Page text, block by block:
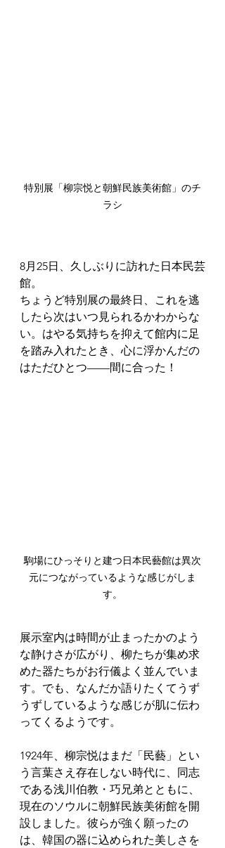
特別展「柳宗悦と朝鮮民族美術館」のチ
ラシ
8月25日、久しぶりに訪れた日本民芸
館。
ちょうど特別展の最終日、これを逃
したら次はいつ見られるかわからな
い。はやる気持ちを抑えて館内に足
を踏み入れたとき、心に浮かんだの
はただひとつ——間に合った！
駒場にひっそりと建つ日本民藝館は異次
元につながっているような感じがしま
す。
展示室内は時間が止まったかのよう
な静けさが広がり、柳たちが集め求
めた器たちがお行儀よく並んでいま
す。でも、なんだか語りたくてうず
うずしているような感じが肌に伝わ
ってくるようです。
1924年、柳宗悦はまだ「民藝」とい
う言葉さえ存在しない時代に、同志
である浅川伯教・巧兄弟とともに、
現在のソウルに朝鮮民族美術館を開
設しました。彼らが強く願ったの
は、韓国の器に込められた美しさを